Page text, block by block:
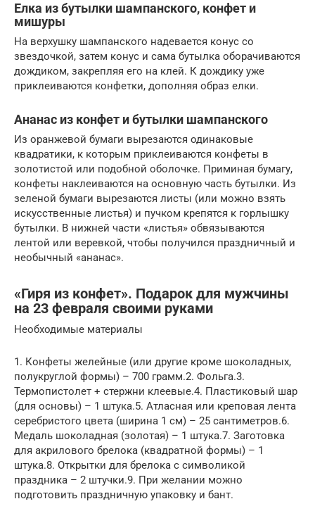
Елка из бутылки шампанского, конфет и
мишуры
На верхушку шампанского надевается конус со
звездочкой, затем конус и сама бутылка оборачиваются
дождиком, закрепляя его на клей. К дождику уже
приклеиваются конфетки, дополняя образ елки.
Ананас из конфет и бутылки шампанского
Из оранжевой бумаги вырезаются одинаковые
квадратики, к которым приклеиваются конфеты в
золотистой или подобной оболочке. Приминая бумагу,
конфеты наклеиваются на основную часть бутылки. Из
зеленой бумаги вырезаются листы (или можно взять
искусственные листья) и пучком крепятся к горлышку
бутылки. В нижней части «листья» обвязываются
лентой или веревкой, чтобы получился праздничный и
необычный «ананас».
«Гиря из конфет». Подарок для мужчины
на 23 февраля своими руками
Необходимые материалы
1. Конфеты желейные (или другие кроме шоколадных,
полукруглой формы) – 700 грамм.2. Фольга.3.
Термопистолет + стержни клеевые.4. Пластиковый шар
(для основы) – 1 штука.5. Атласная или креповая лента
серебристого цвета (ширина 1 см) – 25 сантиметров.6.
Медаль шоколадная (золотая) – 1 штука.7. Заготовка
для акрилового брелока (квадратной формы) – 1
штука.8. Открытки для брелока с символикой
праздника – 2 штучки.9. При желании можно
подготовить праздничную упаковку и бант.